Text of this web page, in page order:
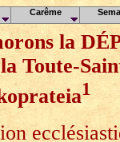
la
Toute-
1
Carême